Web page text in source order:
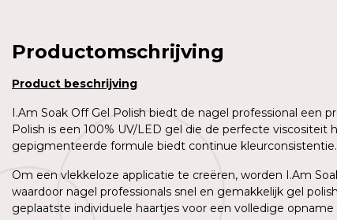
Productomschrijving
Product beschrijving
I.Am Soak Off Gel Polish biedt de nagel professional een
Polish is een 100% UV/LED gel die de perfecte
gepigmenteerde formule biedt continue kleurconsistentie.
Om een vlekkeloze applicatie te creëren, worden I.Am
waardoor nagel professionals snel en gemakkelijk gel
geplaatste individuele haartjes voor een volledige